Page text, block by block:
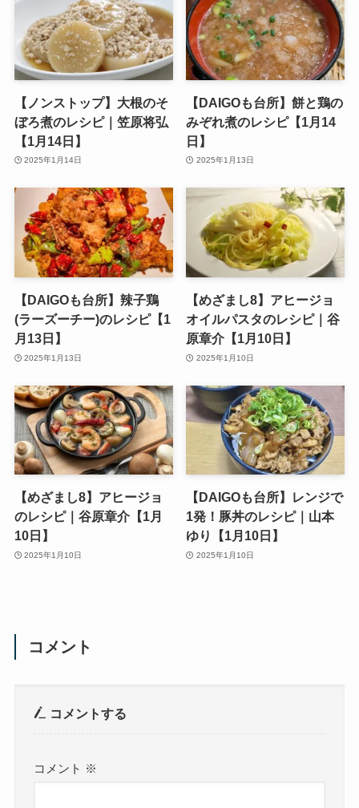
【ノンストップ】大根のそ
ぼろ煮のレシピ｜笠原将弘
【1月14日】
2025年1月14日
【DAIGOも台所】餅と鶏の
みぞれ煮のレシピ【1月14
日】
2025年1月13日
【DAIGOも台所】辣子鶏
(ラーズーチー)のレシピ【1
月13日】
2025年1月13日
【めざまし8】アヒージョ
オイルパスタのレシピ｜谷
原章介【1月10日】
2025年1月10日
【めざまし8】アヒージョ
のレシピ｜谷原章介【1月
10日】
2025年1月10日
【DAIGOも台所】レンジで
1発！豚丼のレシピ｜山本
ゆり【1月10日】
2025年1月10日
コメント
コメントする
コメント ※